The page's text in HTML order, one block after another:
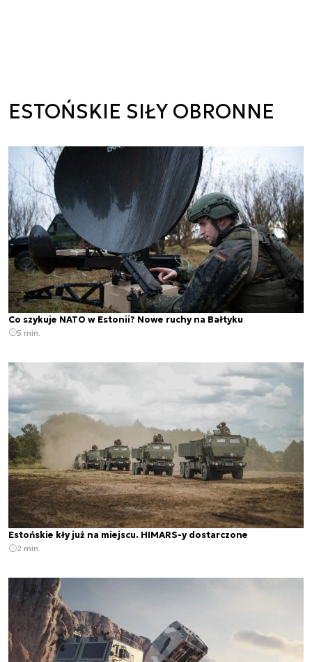
ESTOŃSKIE SIŁY OBRONNE
Co szykuje NATO w Estonii? Nowe ruchy na Bałtyku
5 min.
Estońskie kły już na miejscu. HIMARS-y dostarczone
2 min.